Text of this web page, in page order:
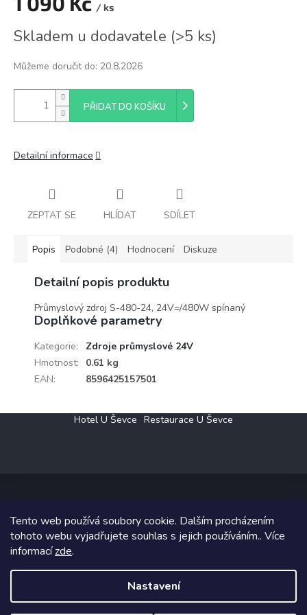
Tento web používá soubory cookie. Dalším procházením
tohoto webu vyjadřujete souhlas s jejich používáním.. Více
informacízde.
Nastavení
/ ks
cena:
Skladem u dodavatele (>5 ks)
Můžeme doručit do: 20.8.2026
PŘIDAT DO KOŠÍKU
Detailní informace
ZEPTAT SE HLÍDAT SDÍLET
Popis Podobné (4) Hodnocení Diskuze
Detailní popis produktu
Průmyslový zdroj S-480-24, 24V=/480W spínaný
Doplňkové parametry
Kategorie:
Zdroje průmyslové 24V
Hmotnost:
0.61 kg
EAN: 8596425157501
Hotel U Ševce Restaurace U Ševce
Copyright 2026Elektro Klesný s.r.o.. Všechna práva vyhrazena.
Grafický návrh vytvořil a na Shoptet implementoval
Shoptetak.cz.
Vytvořil Shoptet